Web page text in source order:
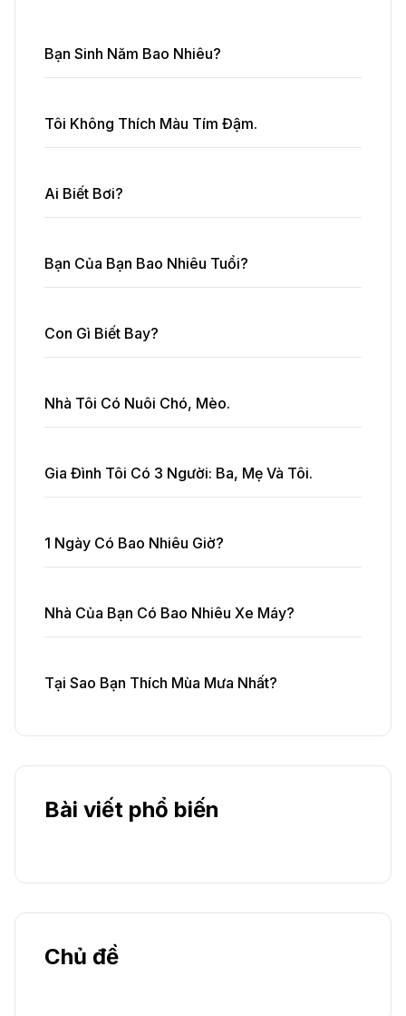
Bạn Sinh Năm Bao Nhiêu?
Tôi Không Thích Màu Tím Đậm.
Ai Biết Bơi?
Bạn Của Bạn Bao Nhiêu Tuổi?
Con Gì Biết Bay?
Nhà Tôi Có Nuôi Chó, Mèo.
Gia Đình Tôi Có 3 Người: Ba, Mẹ Và Tôi.
1 Ngày Có Bao Nhiêu Giờ?
Nhà Của Bạn Có Bao Nhiêu Xe Máy?
Tại Sao Bạn Thích Mùa Mưa Nhất?
Bài viết phổ biến
Chủ đề